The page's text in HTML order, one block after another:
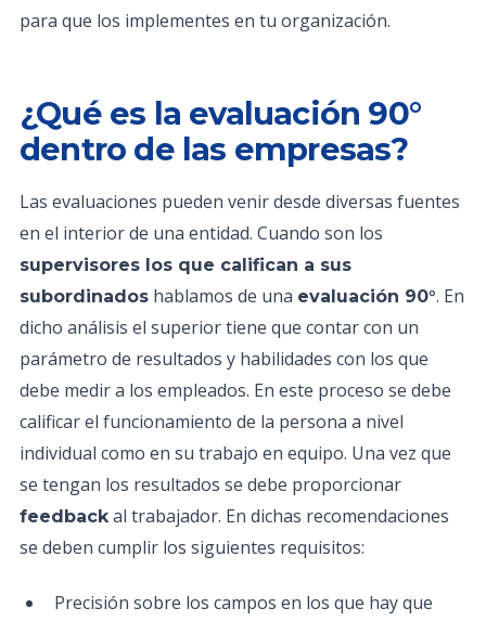
para que los implementes en tu organización.
¿Qué es la evaluación 90°
dentro de las empresas?
Las evaluaciones pueden venir desde diversas fuentes
en el interior de una entidad. Cuando son los
supervisores los que califican a sus
subordinados hablamos de una evaluación 90°. En
dicho análisis el superior tiene que contar con un
parámetro de resultados y habilidades con los que
debe medir a los empleados. En este proceso se debe
calificar el funcionamiento de la persona a nivel
individual como en su trabajo en equipo. Una vez que
se tengan los resultados se debe proporcionar
feedbackal trabajador. En dichas recomendaciones
se deben cumplir los siguientes requisitos:
Precisión sobre los campos en los que hay que